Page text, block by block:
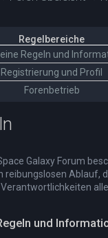
Regelbereiche
Regeln und
Registrierung und Profil
Forenbetrieb
Galaxy Forum
reibungslosen Ablauf,
und